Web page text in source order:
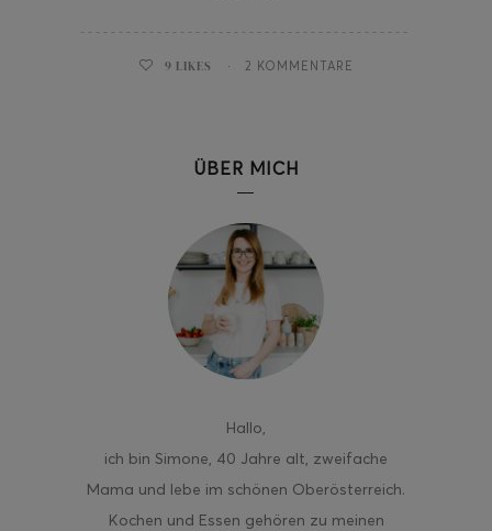
9 LIKES 2 KOMMENTARE
ÜBER MICH
Hallo,
ich bin Simone, 40 Jahre alt, zweifache
Mama und lebe im schönen Oberösterreich.
Kochen und Essen gehören zu meinen